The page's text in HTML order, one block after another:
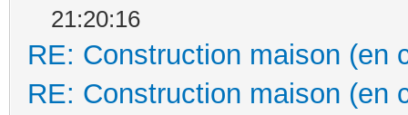
21:20:16
RE: Construction maison (en
RE: Construction maison (en